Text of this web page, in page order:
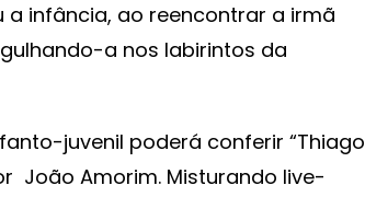
a infância, ao reencontrar a irmã
a nos labirintos da
juvenil poderá conferir “Thiago
João Amorim. Misturando live-